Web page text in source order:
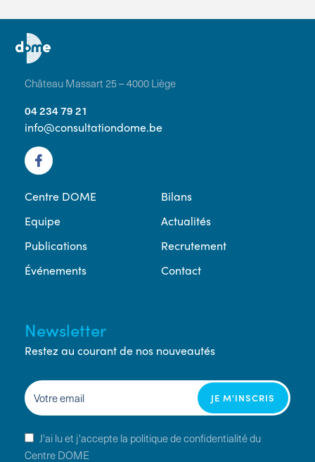
Château Massart 25 – 4000 Liège
04 234 79 21
info@consultationdome.be
Centre DOME
Equipe
Publications
Événements
Bilans
Actualités
Recrutement
Contact
Newsletter
Restez au courant de nos nouveautés
J'ai lu et j'accepte la politique de confidentialité du
Centre DOME